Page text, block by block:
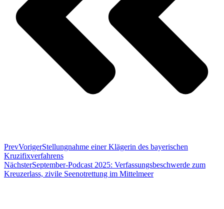
PrevVorigerStellungnahme einer Klägerin des bayerischen
Kruzifixverfahrens
NächsterSeptember-Podcast 2025: Verfassungsbeschwerde zum
Kreuzerlass, zivile Seenotrettung im Mittelmeer